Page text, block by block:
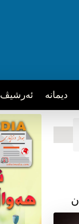
دیمانه ئه‌رشیڤ